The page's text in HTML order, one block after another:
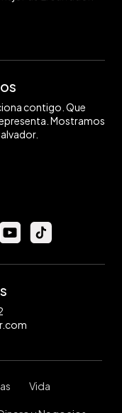
contigo. Que
Mostramos
Vida